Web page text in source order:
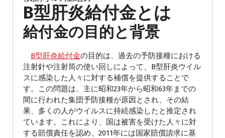
B型肝炎給付金とは
給付金の目的と背景
B型肝炎給付金の目的は、過去の予防接種における
注射針や注射筒の使い回しによって、B型肝炎ウイル
スに感染した人々に対する補償を提供することで
す。この問題は、主に昭和23年から昭和63年までの
間に行われた集団予防接種が原因とされ、その結
果、多くの人がウイルスに持続感染したと推定され
ています。これにより、国は被害を受けた人々に対
する賠償責任を認め、2011年には国家賠償請求に基